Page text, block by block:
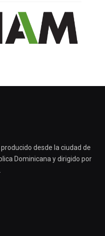
producido desde la ciudad de
Dominicana y dirigido por